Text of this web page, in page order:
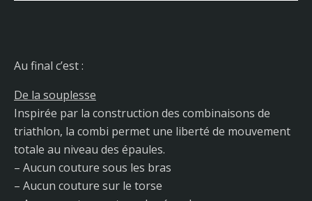
Au final c’est :
De la souplesse
Inspirée par la construction des combinaisons de
triathlon, la combi permet une liberté de mouvement
totale au niveau des épaules.
– Aucun couture sous les bras
– Aucun couture sur le torse